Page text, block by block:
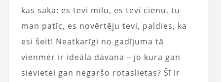
kas saka: es tevi mīlu, es tevi cienu, tu
man patīc, es novērtēju tevi, paldies, ka
esi šeit! Neatkarīgi no gadījuma tā
vienmēr ir ideāla dāvana – jo kura gan
sievietei gan negaršo rotaslietas? Šī ir